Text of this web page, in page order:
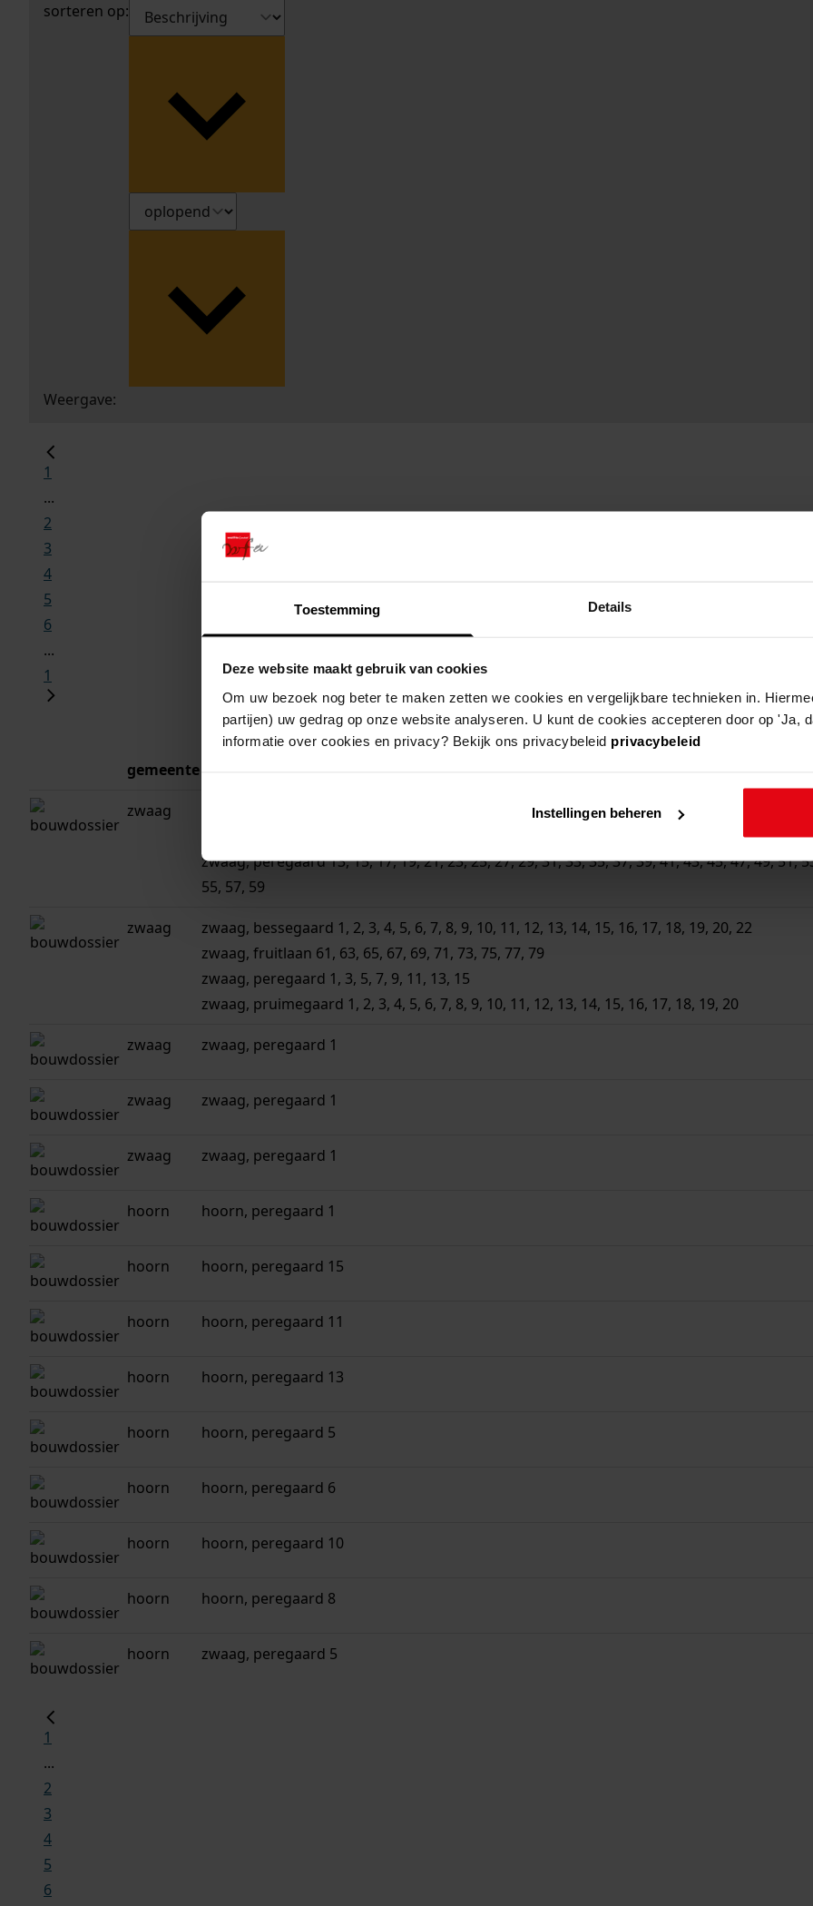
Toestemming Details
Deze website maakt gebruik van cookies
Om uw bezoek nog beter te maken zetten we cookies en vergelijkbare technieken in.
partijen) uw gedrag op onze website analyseren. U kunt de cookies accepteren door op 'Ja,
informatie over cookies en privacy? Bekijk ons privacybeleid privacybeleid
Instellingen beheren
sorteren op:
Weergave:
1
...
2
3
4
5
6
...
1
gemeente
zwaag
zwaag, appelgaard 1, 2, 3, 4, 5, 6, 7, 8, 9, 10, 11, 12, 13, 14, 15, 16
zwaag, peregaard 13, 15, 17, 19, 21, 23, 25, 27, 29, 31, 33, 35, 37, 39, 41, 43, 45, 47, 49, 51,
55, 57, 59
zwaag
zwaag, bessegaard 1, 2, 3, 4, 5, 6, 7, 8, 9, 10, 11, 12, 13, 14, 15, 16, 17, 18, 19, 20, 22
zwaag, fruitlaan 61, 63, 65, 67, 69, 71, 73, 75, 77, 79
zwaag, peregaard 1, 3, 5, 7, 9, 11, 13, 15
zwaag, pruimegaard 1, 2, 3, 4, 5, 6, 7, 8, 9, 10, 11, 12, 13, 14, 15, 16, 17, 18, 19, 20
zwaag zwaag, peregaard 1
zwaag zwaag, peregaard 1
zwaag zwaag, peregaard 1
hoorn hoorn, peregaard 1
hoorn hoorn, peregaard 15
hoorn hoorn, peregaard 11
hoorn hoorn, peregaard 13
hoorn hoorn, peregaard 5
hoorn hoorn, peregaard 6
hoorn hoorn, peregaard 10
hoorn hoorn, peregaard 8
hoorn zwaag, peregaard 5
1
...
2
3
4
5
6